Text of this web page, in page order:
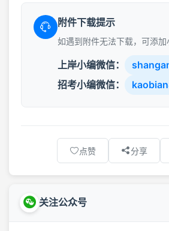
附件下载提示
如遇到附件无法下载，可添加
上岸小编微信：
招考小编微信：
点赞 分享
关注公众号